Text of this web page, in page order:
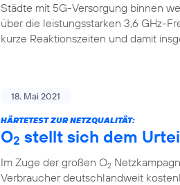
Städte mit 5G-Versorgung binnen
über die leistungsstarken 3,6 GHz-
kurze Reaktionszeiten und damit
18. Mai 2021
HÄRTETEST ZUR NETZQUALITÄT:
O2 stellt sich dem
Im Zuge der großen O2
Verbraucher deutschlandweit